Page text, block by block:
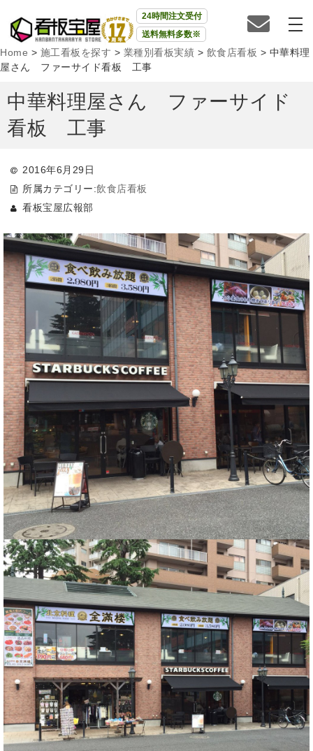
24時間注文受付
送料無料多数※
Home > 施工看板を探す > 業種別看板実績 > 飲食店看板 > 中華料理
屋さん ファーサイド看板 工事
中華料理屋さん ファーサイド
看板 工事
2016年6月29日
所属カテゴリー:飲食店看板
看板宝屋広報部